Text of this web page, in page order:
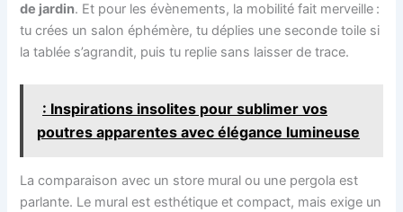
de jardin. Et pour les évènements, la mobilité fait merveille :
tu crées un salon éphémère, tu déplies une seconde toile si
la tablée s’agrandit, puis tu replie sans laisser de trace.
: Inspirations insolites pour sublimer vos
poutres apparentes avec élégance lumineuse
La comparaison avec un store mural ou une pergola est
parlante. Le mural est esthétique et compact, mais exige un